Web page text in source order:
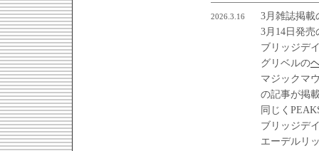
2026.3.16
3月雑誌掲載
3月14日発
ブリッジデ
グリベルの
マジックマ
の記事が掲
同じく
ブリッジデ
エーデルリ